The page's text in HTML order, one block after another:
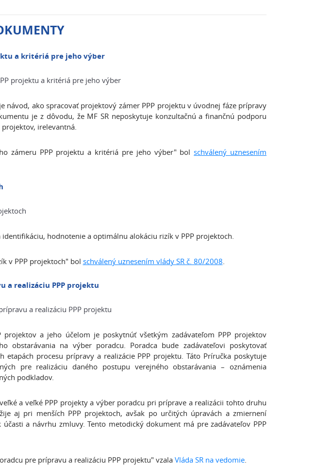
a kritériá pre jeho výber
projektu a kritériá pre jeho výber
návod, ako spracovať projektový zámer PPP projektu v úvodnej fáze prípravy
je z dôvodu, že MF SR neposkytuje konzultačnú a finančnú podporu
irelevantná.
zámeru PPP projektu a kritériá pre jeho výber" bolschválený uznesením
hodnotenie a optimálnu alokáciu rizík v PPP projektoch.
v PPP projektoch" bol schválený uznesením vlády SR č. 80/2008.
a realizáciu PPP projektu
a realizáciu PPP projektu
projektov a jeho účelom je poskytnúť všetkým zadávateľom PPP projektov
obstarávania na výber poradcu. Poradca bude zadávateľovi poskytovať
etapách procesu prípravy a realizácie PPP projektu. Táto Príručka poskytuje
pre realizáciu daného postupu verejného obstarávania – oznámenia
podkladov.
a veľké PPP projekty a výber poradcu pri príprave a realizácii tohto druhu
aj pri menších PPP projektoch, avšak po určitých úpravách a zmiernení
a návrhu zmluvy. Tento metodický dokument má pre zadávateľov PPP
pre prípravu a realizáciu PPP projektu" vzalaVláda SR na vedomie.